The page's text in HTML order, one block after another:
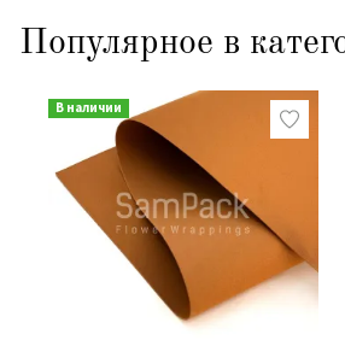
Популярное в
В наличии